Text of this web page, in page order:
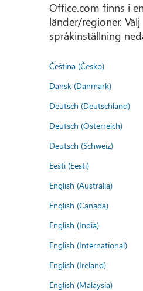
Office.com finns i
länder/regioner. Välj
språkinställning
Čeština (Česko)
Dansk (Danmark)
Deutsch (Deutschland)
Deutsch (Österreich)
Deutsch (Schweiz)
Eesti (Eesti)
English (Australia)
English (Canada)
English (India)
English (International)
English (Ireland)
English (Malaysia)